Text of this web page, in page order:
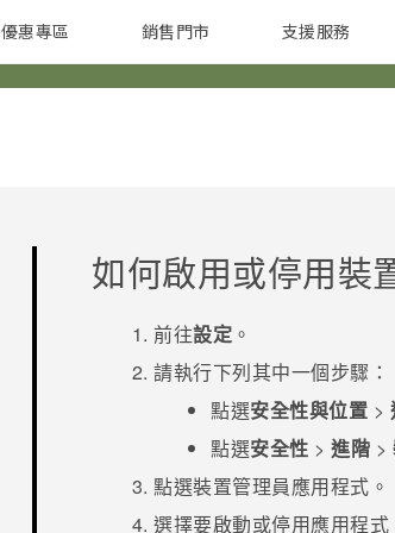
智慧型手機 配件
優惠專區
焦點訊息 校園專案 企業採購
銷售門市
銷售通路 支援服務
如何啟用或停用裝
前往設定 。
請執行下列其中一個步驟：
點選安全性與位置 >
點選安全性 >進階 >
點選裝置管理員應用程式。
選擇要啟動或停用應用程式